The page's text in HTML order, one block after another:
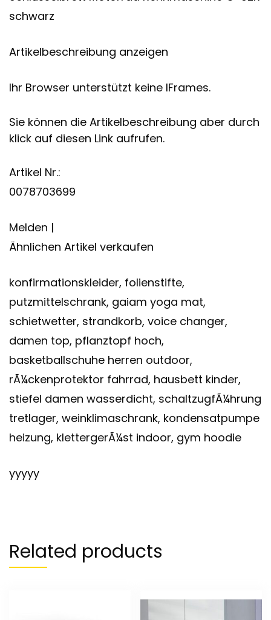
schwarz
Artikelbeschreibung anzeigen
Ihr Browser unterstützt keine IFrames.
Sie können die Artikelbeschreibung aber durch
klick auf diesen Link aufrufen.
Artikel Nr.:
0078703699
Melden |
Ähnlichen Artikel verkaufen
konfirmationskleider, folienstifte,
putzmittelschrank, gaiam yoga mat,
schietwetter, strandkorb, voice changer,
damen top, pflanztopf hoch,
basketballschuhe herren outdoor,
rÃ¼ckenprotektor fahrrad, hausbett kinder,
stiefel damen wasserdicht, schaltzugfÃ¼hrung
tretlager, weinklimaschrank, kondensatpumpe
heizung, klettergerÃ¼st indoor, gym hoodie
yyyyy
Related products